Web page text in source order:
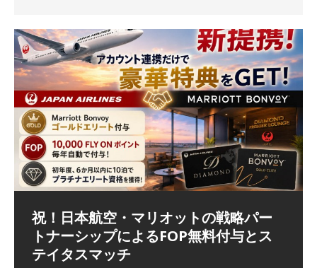
祝！日本航空・マリオットの戦略パー
トナーシップによるFOP無料付与とス
テイタスマッチ
ラウンジ 華 那覇空港 (2026/05)
（2026/06/07記載） 2026年5月下旬の平日に那覇を訪れ
た際に利用した。 こちらのラウンジ
The Coral Executive Lounge スワ
ンナプーム国際空港国内線ラウンジ
(2026/01)
日本航空 羽田空港国際線ファースト
クラスラウンジ (2026/01)
（2026/03/18記載） 2026年1月、毎年恒例の新年の羽田
バンコクエアウェイズ スワンナプー
ム国際空港国内線ラウンジ (2026/01)
（2026/03/13記載） 2026年1月上旬にバンコク経由でチ